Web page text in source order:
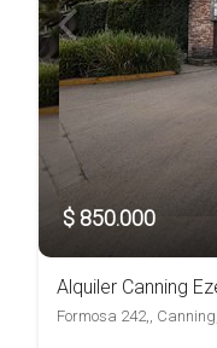
$ 850.000
Formosa 242,,